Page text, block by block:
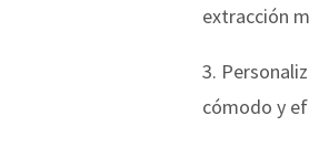
extracción
3.
cómodo y